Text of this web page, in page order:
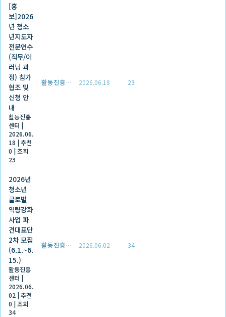
[홍
보]2026
년 청소
년지도자
전문연수
(직무/이
러닝 과
정) 참가
협조 및
신청 안
내
활동진흥
센터 |
2026.06.
18 |추천
0 |조회
23
활동진흥센터 2026.06.18 23
2026년
청소년
글로벌
역량강화
사업 파
견대표단
2차 모집
(6.1.~6.
15.)
활동진흥
센터 |
2026.06.
02 |추천
0 |조회
34
활동진흥센터 2026.06.02 34